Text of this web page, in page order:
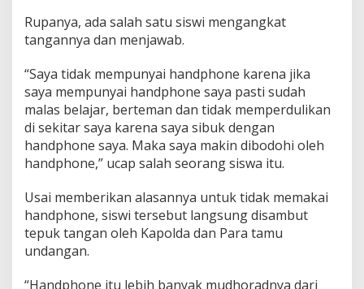
Rupanya, ada salah satu siswi mengangkat
tangannya dan menjawab.
“Saya tidak mempunyai handphone karena jika
saya mempunyai handphone saya pasti sudah
malas belajar, berteman dan tidak memperdulikan
di sekitar saya karena saya sibuk dengan
handphone saya. Maka saya makin dibodohi oleh
handphone,” ucap salah seorang siswa itu.
Usai memberikan alasannya untuk tidak memakai
handphone, siswi tersebut langsung disambut
tepuk tangan oleh Kapolda dan Para tamu
undangan.
“Handphone itu lebih banyak mudhoradnya dari